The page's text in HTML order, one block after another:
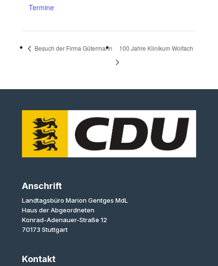
Termine
Besuch der Firma Gütermann 100 Jahre Klinikum Wolfach
Anschrift
Landtagsbüro Marion Gentges MdL
Haus der Abgeordneten
Konrad-Adenauer-Straße 12
70173 Stuttgart
Kontakt